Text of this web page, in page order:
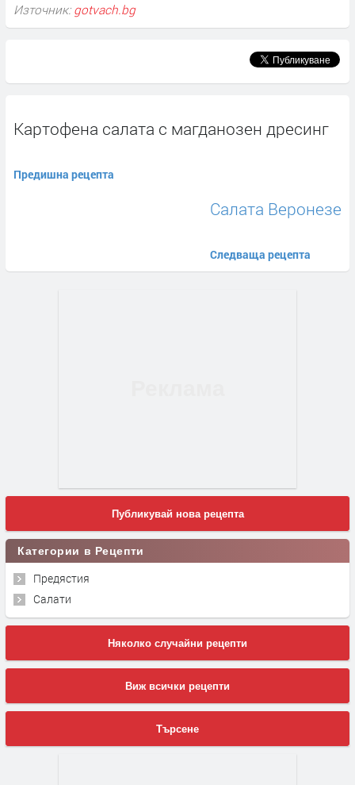
Източник: gotvach.bg
Картофена салата с магданозен дресинг
Предишна рецепта
Салата Веронезе
Следваща рецепта
Публикувай нова рецепта
Категории в Рецепти
Предястия
Салати
Няколко случайни рецепти
Виж всички рецепти
Търсене